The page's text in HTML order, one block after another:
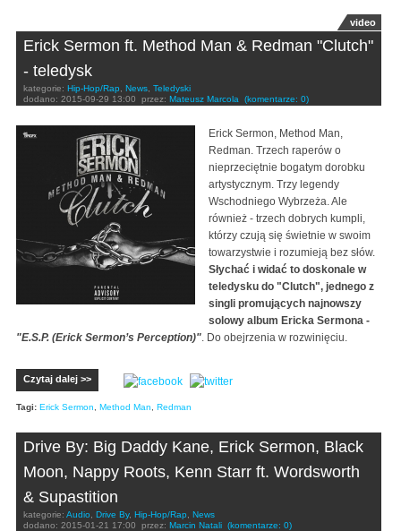
video
Erick Sermon ft. Method Man & Redman "Clutch"
- teledysk
kategorie: Hip-Hop/Rap News Teledyski
dodano: 2015-09-29 13:00 przez: Mateusz Marcola (komentarze: 0)
Erick Sermon, Method Man,
Redman. Trzech raperów o
nieprzeciętnie bogatym dorobku
artystycznym. Trzy legendy
Wschodniego Wybrzeża. Ale
również - trzech dobrych kumpli,
którzy czują się świetnie w swoim
towarzystwie i rozumieją bez słów.
Słychać i widać to doskonale w
teledysku do "Clutch", jednego z
singli promujących najnowszy
solowy album Ericka Sermona -
"E.S.P. (Erick Sermon’s Perception)" . Do obejrzenia w rozwinięciu.
Czytaj dalej >>
Tagi: Erick Sermon Method Man Redman
Drive By: Big Daddy Kane, Erick Sermon, Black
Moon, Nappy Roots, Kenn Starr ft. Wordsworth
& Supastition
kategorie: Audio Drive By, Hip-Hop/Rap
News
dodano: 2015-01-21 17:00 przez: Marcin Natali (komentarze: 0)